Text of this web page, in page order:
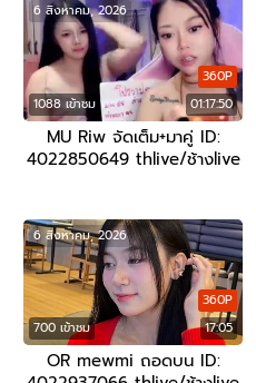
1088 เข้าชม 01:17:50
360P
6 สิงหาคม, 2026
MU Riw จัดเต็ม+มาคู่ ID:
4022850649 thlive/ช้างlive
700 เข้าชม 17:05
360P
6 สิงหาคม, 2026
OR mewmi ถอดบน ID: